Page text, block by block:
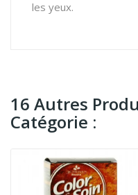
les yeux.
16 Autres
Catégorie :